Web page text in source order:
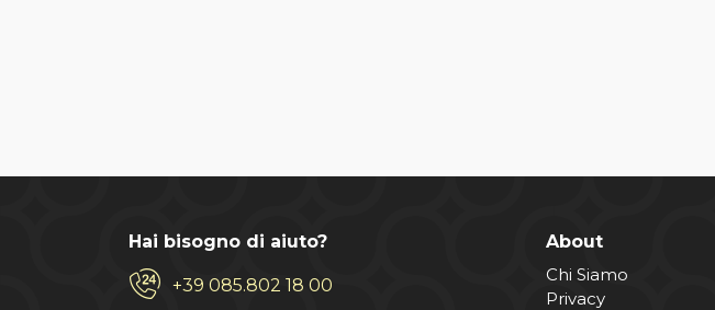
Hai bisogno di aiuto?
+39 085.802 18 00
About
Chi Siamo
Privacy